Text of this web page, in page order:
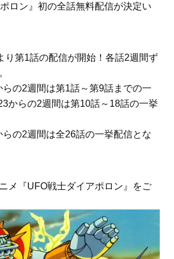
ロン』初の全話無料配信が決定い
り第1話の配信が開始！各話2週間ず
らの2週間は第1話～第9話までの一
からの2週間は第10話～18話の一挙
の2週間は全26話の一挙配信とな
メ『UFO戦士ダイアポロン』をご